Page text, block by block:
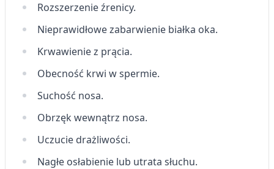
Rozszerzenie źrenicy.
Nieprawidłowe zabarwienie białka oka.
Krwawienie z prącia.
Obecność krwi w spermie.
Suchość nosa.
Obrzęk wewnątrz nosa.
Uczucie drażliwości.
Nagłe osłabienie lub utrata słuchu.